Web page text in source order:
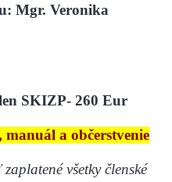
Mgr. Veronika
SKIZP- 260 Eur
a občerstvenie
všetky členské